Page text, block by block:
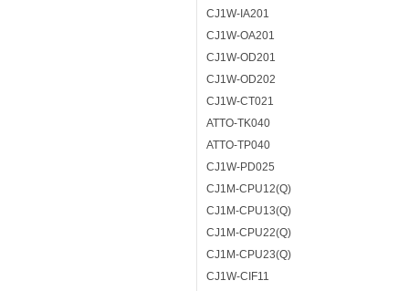
CJ1W-IA201
CJ1W-OA201
CJ1W-OD201
CJ1W-OD202
CJ1W-CT021
ATTO-TK040
ATTO-TP040
CJ1W-PD025
CJ1M-CPU12(Q)
CJ1M-CPU13(Q)
CJ1M-CPU22(Q)
CJ1M-CPU23(Q)
CJ1W-CIF11